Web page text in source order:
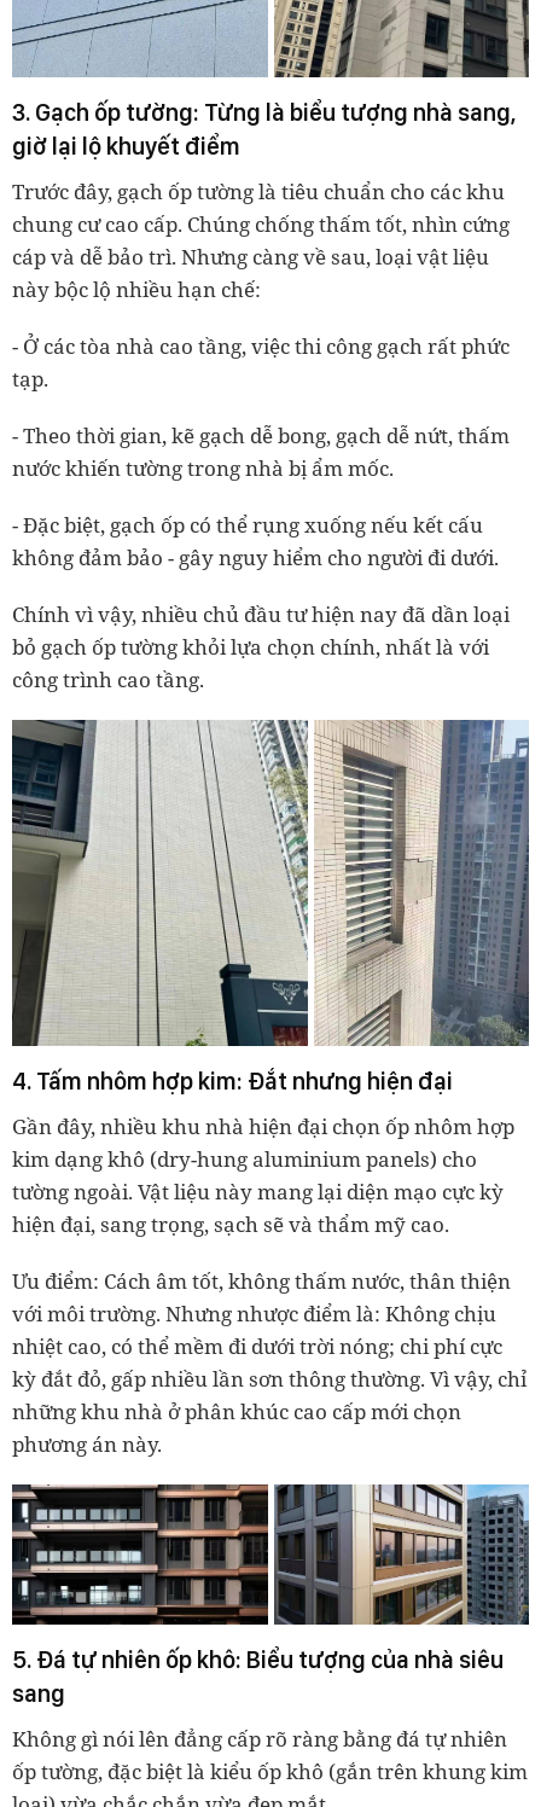
3. Gạch ốp tường: Từng là biểu tượng nhà sang,
giờ lại lộ khuyết điểm
Trước đây, gạch ốp tường là tiêu chuẩn cho các khu
chung cư cao cấp. Chúng chống thấm tốt, nhìn cứng
cáp và dễ bảo trì. Nhưng càng về sau, loại vật liệu
này bộc lộ nhiều hạn chế:
- Ở các tòa nhà cao tầng, việc thi công gạch rất phức
tạp.
- Theo thời gian, kẽ gạch dễ bong, gạch dễ nứt, thấm
nước khiến tường trong nhà bị ẩm mốc.
- Đặc biệt, gạch ốp có thể rụng xuống nếu kết cấu
không đảm bảo - gây nguy hiểm cho người đi dưới.
Chính vì vậy, nhiều chủ đầu tư hiện nay đã dần loại
bỏ gạch ốp tường khỏi lựa chọn chính, nhất là với
công trình cao tầng.
4. Tấm nhôm hợp kim: Đắt nhưng hiện đại
Gần đây, nhiều khu nhà hiện đại chọn ốp nhôm hợp
kim dạng khô (dry-hung aluminium panels) cho
tường ngoài. Vật liệu này mang lại diện mạo cực kỳ
hiện đại, sang trọng, sạch sẽ và thẩm mỹ cao.
Ưu điểm: Cách âm tốt, không thấm nước, thân thiện
với môi trường. Nhưng nhược điểm là: Không chịu
nhiệt cao, có thể mềm đi dưới trời nóng; chi phí cực
kỳ đắt đỏ, gấp nhiều lần sơn thông thường. Vì vậy, chỉ
những khu nhà ở phân khúc cao cấp mới chọn
phương án này.
5. Đá tự nhiên ốp khô: Biểu tượng của nhà siêu
sang
Không gì nói lên đẳng cấp rõ ràng bằng đá tự nhiên
ốp tường, đặc biệt là kiểu ốp khô (gắn trên khung kim